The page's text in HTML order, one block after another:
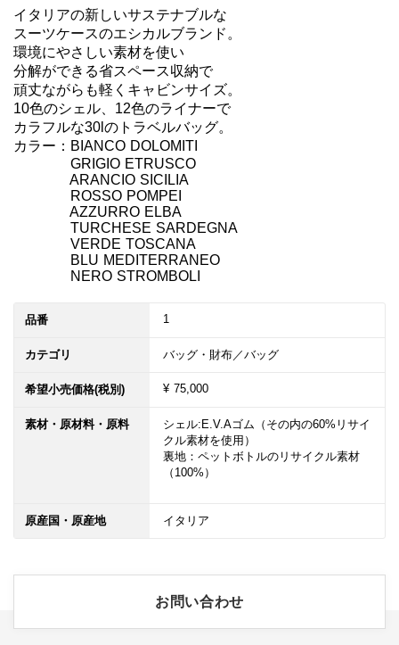
イタリアの新しいサステナブルな
スーツケースのエシカルブランド。
環境にやさしい素材を使い
分解ができる省スペース収納で
頑丈ながらも軽くキャビンサイズ。
10色のシェル、12色のライナーで
カラフルな30lのトラベルバッグ。
カラー：BIANCO DOLOMITI
GRIGIO ETRUSCO
ARANCIO SICILIA
ROSSO POMPEI
AZZURRO ELBA
TURCHESE SARDEGNA
VERDE TOSCANA
BLU MEDITERRANEO
NERO STROMBOLI
品番 1
カテゴリ バッグ・財布／バッグ
希望小売価格(税別) ¥ 75,000
素材・原材料・原料
シェル:E.V.Aゴム（その内の60%リサイ
クル素材を使用）
裏地：ペットボトルのリサイクル素材
（100%）
原産国・原産地 イタリア
お問い合わせ